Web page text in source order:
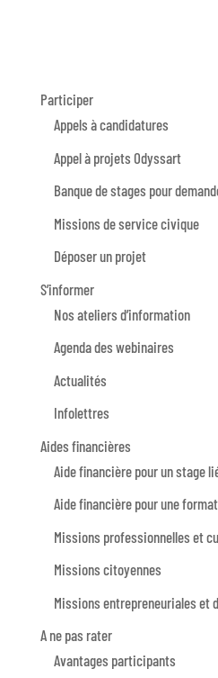
Participer
Appels à candidatures
Appel à projets Odyssart
Banque de stages pour
Missions de service civique
Déposer un projet
S’informer
Nos ateliers d’information
Agenda des webinaires
Actualités
Infolettres
Aides financières
Aide financière pour un stage
Aide financière pour une
Missions professionnelles et
Missions citoyennes
Missions entrepreneuriales et
A ne pas rater
Avantages participants